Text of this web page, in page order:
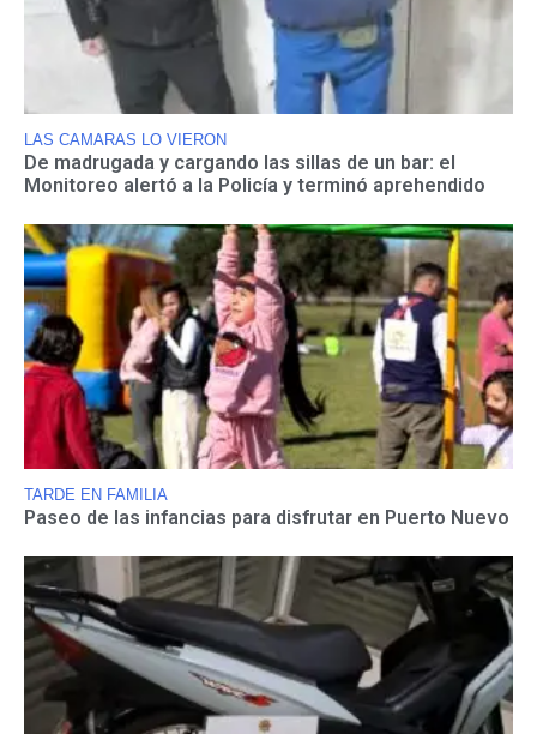
LAS CAMARAS LO VIERON
De madrugada y cargando las sillas de un bar: el
Monitoreo alertó a la Policía y terminó aprehendido
TARDE EN FAMILIA
Paseo de las infancias para disfrutar en Puerto Nuevo